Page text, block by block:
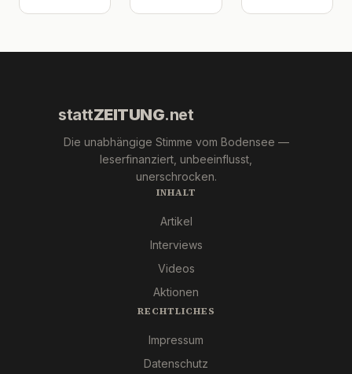
stattZEITUNG.net
Die unabhängige Stimme vom Bodensee —
leserfinanziert, unbeeinflusst,
unerschrocken.
INHALT
Artikel
Interviews
Videos
Aktionen
RECHTLICHES
Impressum
Datenschutz